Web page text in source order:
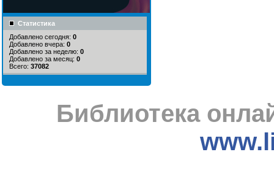
Статистика
Добавлено сегодня: 0
Добавлено вчера: 0
Добавлено за неделю: 0
Добавлено за месяц: 0
Всего: 37082
Библиотека